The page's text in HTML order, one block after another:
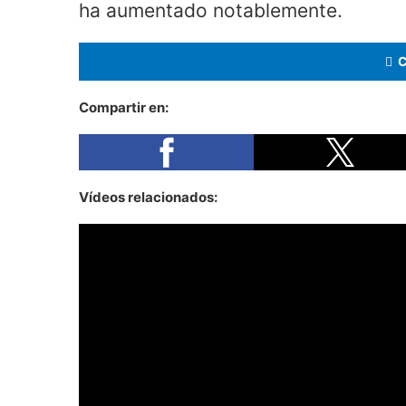
ha aumentado notablemente.
Compartir en:
Vídeos relacionados: